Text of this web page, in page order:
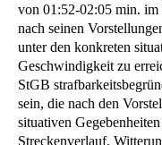
von 01:52-02:05 min. im
nach seinen
unter den konkreten
Geschwindigkeit zu
StGB
sein, die nach den
situativen
Streckenverlauf,